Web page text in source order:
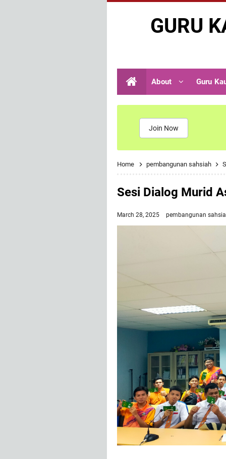
GURU
About Guru
Join Now
Home pembangunan sahsiah
Sesi Dialog Murid
March 28, 2025 pembangunan